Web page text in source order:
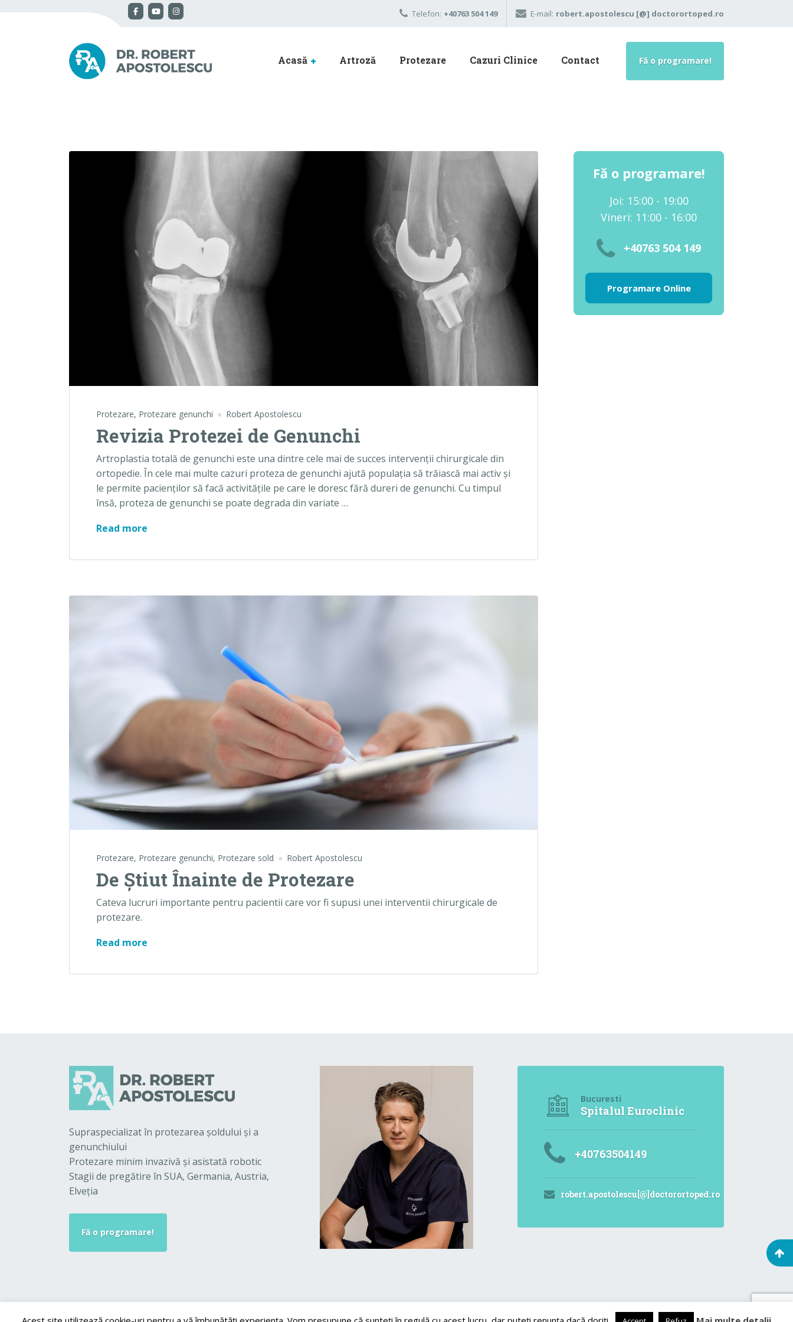
Telefon: +40763 504 149 E-mail: robert.apostolescu [@] doctorortoped.ro
Acasă Artroză Protezare Cazuri Clinice Contact Fă o programare!
Protezare, Protezare genunchi Robert Apostolescu
Revizia Protezei de Genunchi
Artroplastia totală de genunchi este una dintre cele mai de succes intervenții chirurgicale din
ortopedie. În cele mai multe cazuri proteza de genunchi ajută populația să trăiască mai activ și
le permite pacienţilor să facă activitățile pe care le doresc fără dureri de genunchi. Cu timpul
însă, proteza de genunchi se poate degrada din variate …
Read more
Protezare, Protezare genunchi, Protezare sold Robert Apostolescu
De Ştiut Înainte de Protezare
Cateva lucruri importante pentru pacientii care vor fi supusi unei interventii chirurgicale de
protezare.
Read more
Fă o programare!
Joi: 15:00 - 19:00
Vineri: 11:00 - 16:00
+40763 504 149
Programare Online
Supraspecializat în protezarea şoldului şi a
genunchiului
Protezare minim invazivă şi asistată robotic
Stagii de pregătire în SUA, Germania, Austria,
Elveţia
Fă o programare!
Bucuresti
Spitalul Euroclinic
+40763504149
robert.apostolescu[@]doctorortoped.ro
© 2024 - Toate Drepturile sunt rezervate - Dr. Robert Apostolescu